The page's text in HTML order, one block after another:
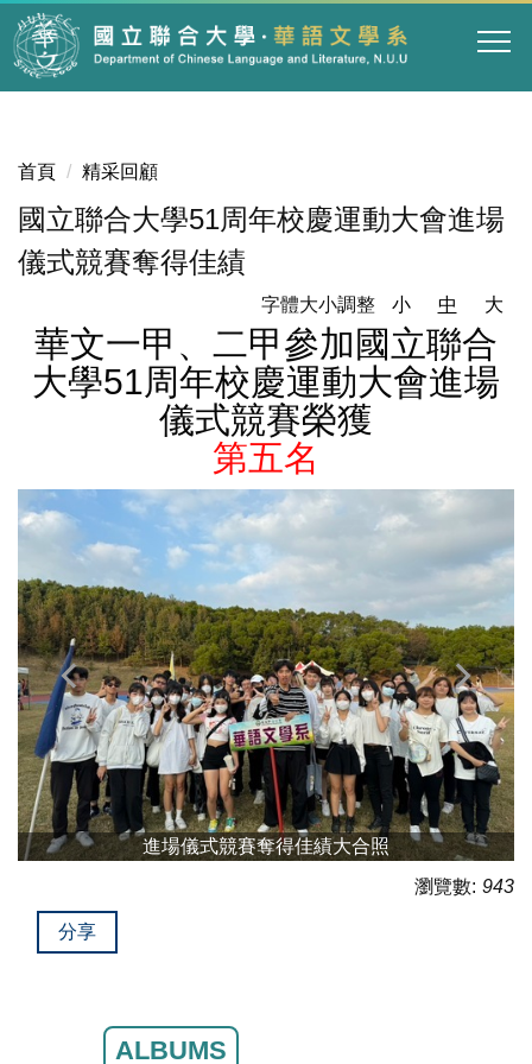
跳
到
主
容
首頁 精采回顧
國立聯合大學51周年校慶運動大會進場
儀式競賽奪得佳績
字體大小調整 小 中 大
華文一甲、二甲參加國立聯合
大學51周年校慶運動大會進場
儀式競賽榮獲
第五名
進場儀式競賽奪得佳績大合照
瀏覽數: 943
分享
ALBUMS